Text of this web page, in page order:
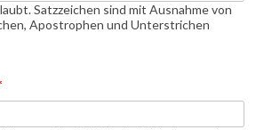
Satzzeichen sind mit Ausnahme von
Apostrophen und Unterstrichen